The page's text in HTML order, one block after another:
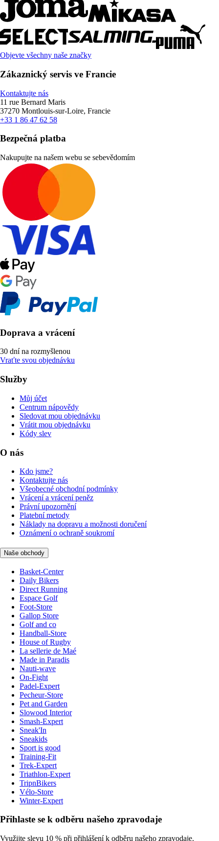
Objevte všechny naše značky
Zákaznický servis ve Francie
Kontaktujte nás
11 rue Bernard Maris
37270 Montlouis-sur-Loire, Francie
+33 1 86 47 62 58
Bezpečná platba
Nakupujte na našem webu se sebevědomím
Doprava a vrácení
30 dní na rozmyšlenou
Vraťte svou objednávku
Služby
Můj účet
Centrum nápovědy
Sledovat mou objednávku
Vrátit mou objednávku
Kódy slev
O nás
Kdo jsme?
Kontaktujte nás
Všeobecné obchodní podmínky
Vrácení a vrácení peněz
Právní upozornění
Platební metody
Náklady na dopravu a možnosti doručení
Oznámení o ochraně soukromí
Naše obchody
Basket-Center
Daily Bikers
Direct Running
Espace Golf
Foot-Store
Gallop Store
Golf and co
Handball-Store
House of Rugby
La sellerie de Maé
Made in Paradis
Nauti-wave
On-Fight
Padel-Expert
Pecheur-Store
Pet and Garden
Slowood Interior
Smash-Expert
Sneak'In
Sneakids
Sport is good
Training-Fit
Trek-Expert
Triathlon-Expert
TripnBikers
Vélo-Store
Winter-Expert
Přihlaste se k odběru našeho zpravodaje
Využijte slevu 10 % při přihlášení k odběru našeho zpravodaje.